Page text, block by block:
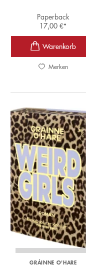
Paperback
17,00€*
Merken
GRÁINNE O'HARE